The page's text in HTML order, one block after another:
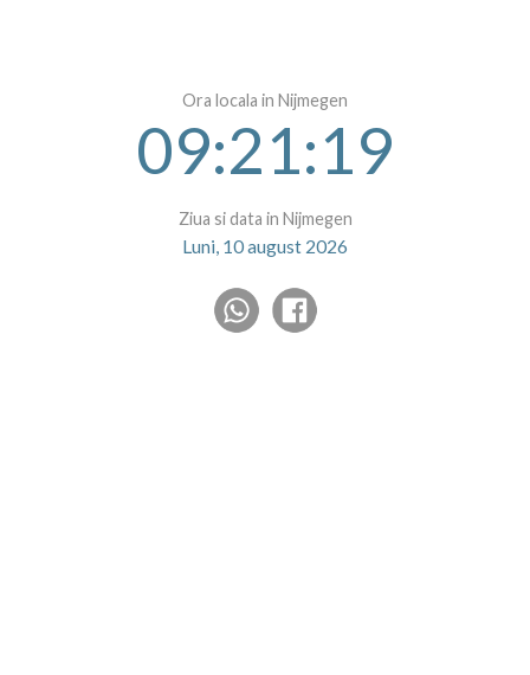
Ora locala in Nijmegen
09:21:19
Ziua si data in Nijmegen
Luni, 10 august 2026